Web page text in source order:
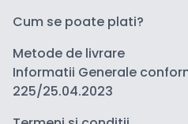
Cum se poate plati?
Metode de livrare
Informatii Generale
225/25.04.2023